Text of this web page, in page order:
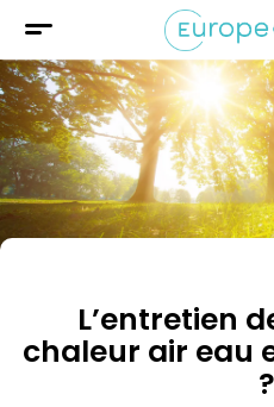
L’entretien
chaleur air eau
?
Solaire Chauffage